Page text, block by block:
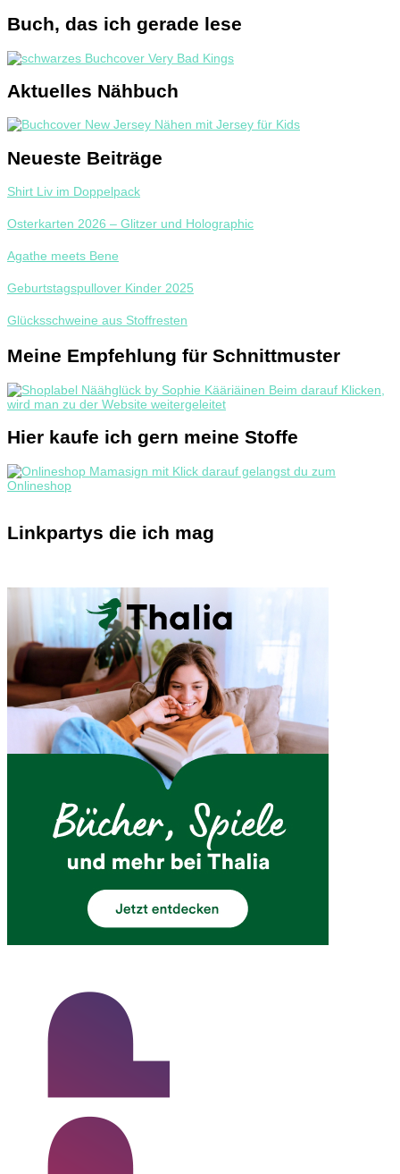
Buch, das ich gerade lese
Aktuelles Nähbuch
Neueste Beiträge
Shirt Liv im Doppelpack
Osterkarten 2026 – Glitzer und Holographic
Agathe meets Bene
Geburtstagspullover Kinder 2025
Glücksschweine aus Stoffresten
Meine Empfehlung für Schnittmuster
Hier kaufe ich gern meine Stoffe
Linkpartys die ich mag